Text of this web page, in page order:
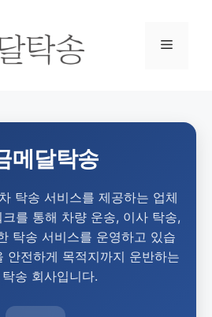
메달탁송
탁송 서비스를 제공하는 업체
를 통해 차량 운송, 이사 탁송,
탁송 서비스를 운영하고 있습
안전하게 목적지까지 운반하는
송 회사입니다.